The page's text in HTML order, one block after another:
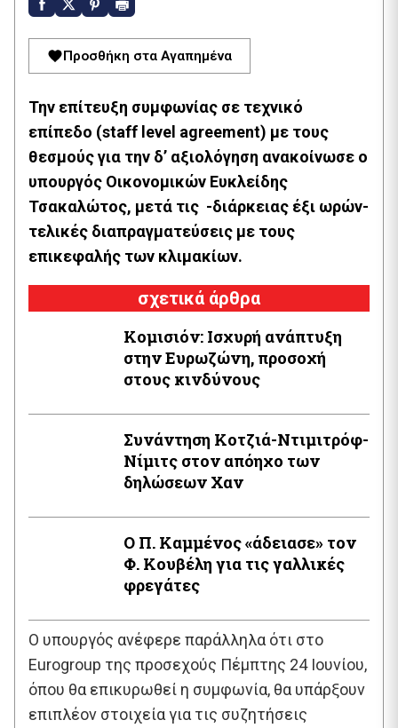
Προσθήκη στα Αγαπημένα
Την επίτευξη συμφωνίας σε τεχνικό
επίπεδο (staff level agreement) με τους
θεσμούς για την δ’ αξιολόγηση ανακοίνωσε ο
υπουργός Οικονομικών Ευκλείδης
Τσακαλώτος, μετά τις -διάρκειας έξι ωρών-
τελικές διαπραγματεύσεις με τους
επικεφαλής των κλιμακίων.
σχετικά άρθρα
Κομισιόν: Ισχυρή ανάπτυξη
στην Ευρωζώνη, προσοχή
στους κινδύνους
Συνάντηση Κοτζιά-Ντιμιτρόφ-
Νίμιτς στον απόηχο των
δηλώσεων Χαν
Ο Π. Καμμένος «άδειασε» τον
Φ. Κουβέλη για τις γαλλικές
φρεγάτες
Ο υπουργός ανέφερε παράλληλα ότι στο
Eurogroup της προσεχούς Πέμπτης 24 Ιουνίου,
όπου θα επικυρωθεί η συμφωνία, θα υπάρξουν
επιπλέον στοιχεία για τις συζητήσεις